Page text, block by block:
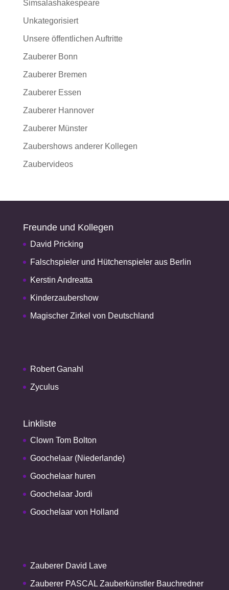
Simsalashakespeare
Unkategorisiert
Unsere öffentlichen Auftritte
Zauberer Bonn
Zauberer Bremen
Zauberer Essen
Zauberer Hannover
Zauberer Münster
Zaubershows anderer Kollegen
Zaubervideos
Freunde und Kollegen
David Pricking
Falschspieler und Hütchenspieler aus Berlin
Kerstin Andreatta
Kinderzaubershow
Magischer Zirkel von Deutschland
Robert Ganahl
Zyculus
Linkliste
Clown Tom Bolton
Goochelaar (Niederlande)
Goochelaar huren
Goochelaar Jordi
Goochelaar von Holland
Zauberer David Lave
Zauberer PASCAL Zauberkünstler Bauchredner